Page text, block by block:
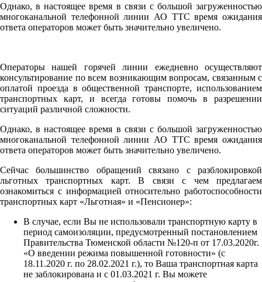
Однако, в настоящее время в связи с большой загруженностью
многоканальной телефонной линии АО ТТС время ожидания
ответа операторов может быть значительно увеличено.
Операторы нашей горячей линии ежедневно осуществляют
консультирование по всем возникающим вопросам, связанным с
оплатой проезда в общественной транспорте, использованием
транспортных карт, и всегда готовы помочь в разрешении
ситуаций различной сложности.
Однако, в настоящее время в связи с большой загруженностью
многоканальной телефонной линии АО ТТС время ожидания
ответа операторов может быть значительно увеличено.
Сейчас большинство обращений связано с разблокировкой
льготных транспортных карт. В связи с чем предлагаем
ознакомиться с информацией относительно работоспособности
транспортных карт «Льготная» и «Пенсионер»:
В случае, если Вы не использовали транспортную карту в
период самоизоляции, предусмотренный постановлением
Правительства Тюменской области №120-п от 17.03.2020г.
«О введении режима повышенной готовности» (с
18.11.2020 г. по 28.02.2021 г.), то Ваша транспортная карта
не заблокирована и с 01.03.2021 г. Вы можете